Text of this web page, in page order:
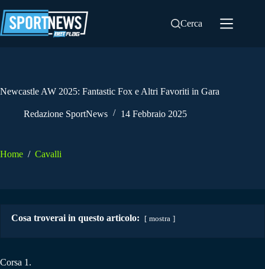
al
contenuto
Cerca
Newcastle AW 2025: Fantastic Fox e Altri Favoriti in Gara
Redazione SportNews 14 Febbraio 2025
Home / Cavalli
Cosa troverai in questo articolo: mostra
Corsa 1.